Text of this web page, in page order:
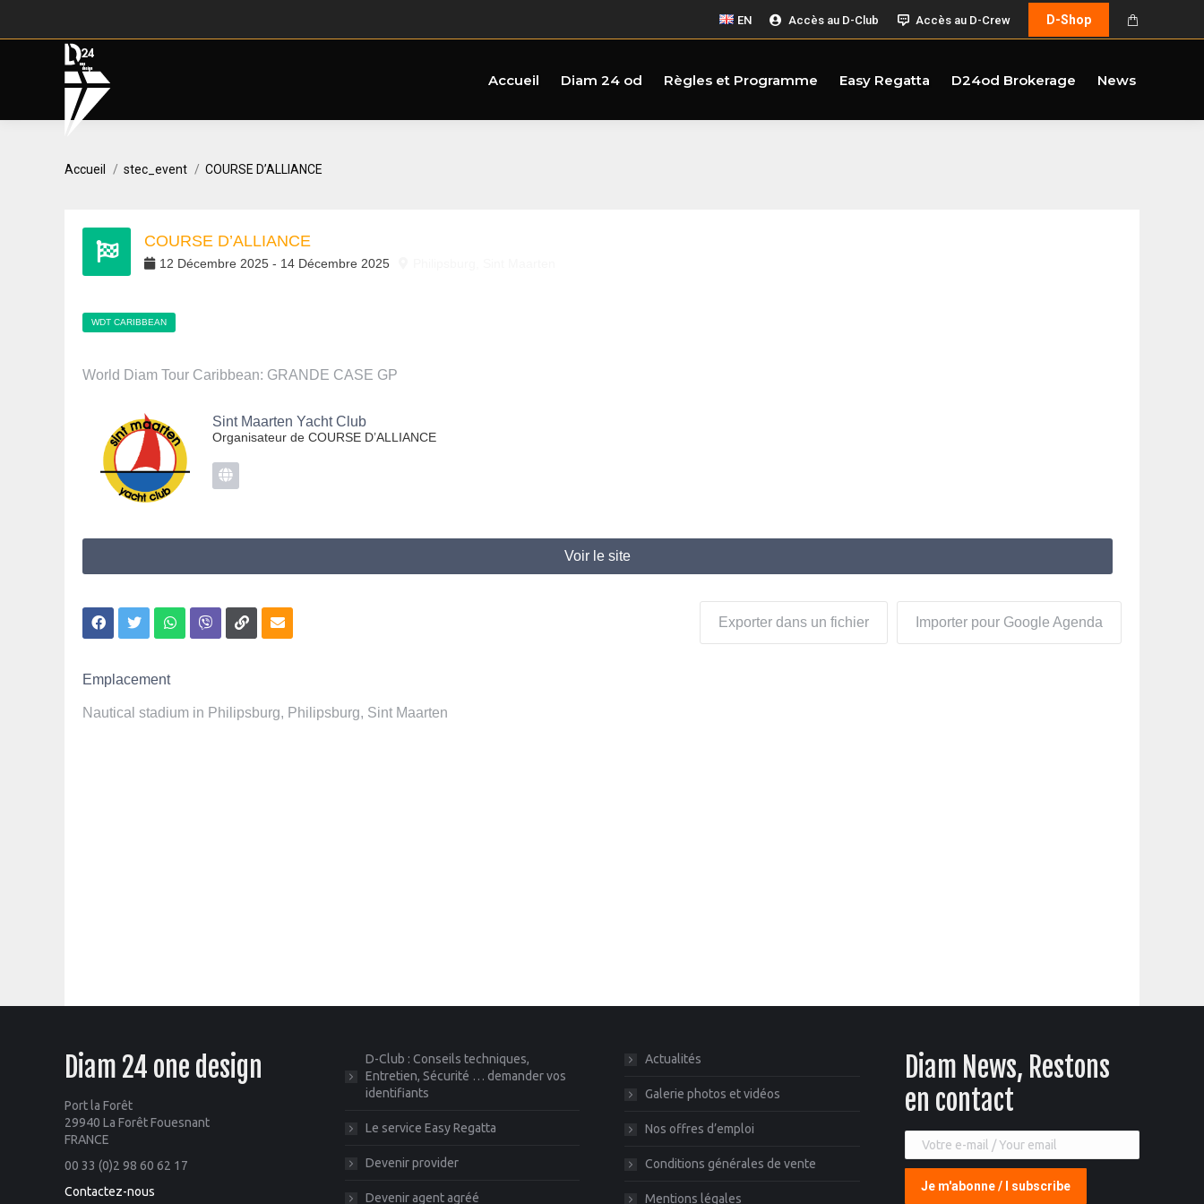
EN Accès au D-Club Accès au D-Crew D-Shop
Accueil Diam 24 od Règles et Programme Easy Regatta D24od Brokerage News
Accueil stec_event COURSE D’ALLIANCE
COURSE D’ALLIANCE
12 Décembre 2025 - 14 Décembre 2025
WDT CARIBBEAN
World Diam Tour Caribbean: GRANDE CASE GP
Sint Maarten Yacht Club
Organisateur de COURSE D’ALLIANCE
Voir le site
Exporter dans un fichier Importer pour Google Agenda
Emplacement
Nautical stadium in Philipsburg, Philipsburg, Sint Maarten
Diam 24 one design
Port la Forêt
29940 La Forêt Fouesnant
FRANCE
00 33 (0)2 98 60 62 17
Contactez-nous
D-Club : Conseils techniques,
Entretien, Sécurité … demander vos
identifiants
Le service Easy Regatta
Devenir provider
Devenir agent agréé
Actualités
Galerie photos et vidéos
Nos offres d’emploi
Conditions générales de vente
Mentions légales
Diam News, Restons
en contact